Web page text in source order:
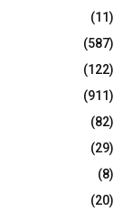
(11)
(587)
(122)
(911)
(82)
(29)
(8)
(20)